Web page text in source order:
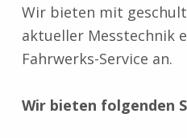
Wir bieten mit
aktueller Messtechnik
Fahrwerks-Service an.
Wir bieten folgenden